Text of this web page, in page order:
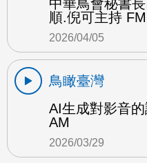
中華鳥會秘書
順.倪可主持
2026/04/05
鳥瞰臺灣
AI生成對影音
AM
2026/03/29